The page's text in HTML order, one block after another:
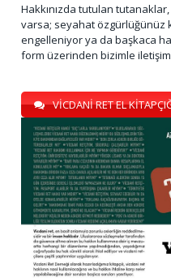
Hakkınızda tutulan
varsa; seyahat özgürlüğünüz
engelleniyor ya da başkaca
form üzerinden bizimle
VİCDANİ RET EL